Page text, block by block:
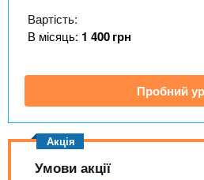
n
s
.
л
а
За
Вартість:
В місяць: 1 400грн
Пробний
Умови акції